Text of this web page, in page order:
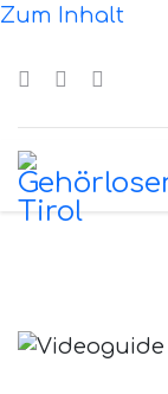
Zum Inhalt